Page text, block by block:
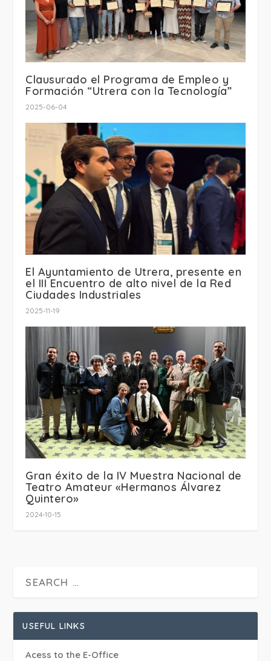
Clausurado el Programa de Empleo y
Formación “Utrera con la Tecnología”
2025-06-04
El Ayuntamiento de Utrera, presente en
el III Encuentro de alto nivel de la Red
Ciudades Industriales
2025-11-19
Gran éxito de la IV Muestra Nacional de
Teatro Amateur «Hermanos Álvarez
Quintero»
2024-10-15
USEFUL LINKS
Acess to the E-Office